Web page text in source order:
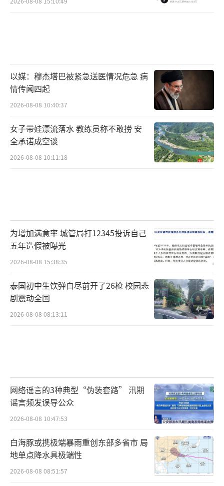
以媒：穆杰塔巴被紧急送医情况危急 病
情传闻四起
2026-08-08 10:40:37
女子带娃漂流落水 教练员称不敢捞 安
全承诺成空谈
2026-08-08 10:11:18
为增加满意率 城管局打12345投诉自己
五年造假被曝光
2026-08-08 15:38:35
泰国初中生饮弹自尽前开了26枪 校园悲
剧震动全国
2026-08-08 08:13:11
网络谣言的3种典型“伪装套路” 汛期
谣言频发误导公众
2026-08-08 10:47:53
白海豚或携极端暴雨重创东部多省市 局
地单点降水具极端性
2026-08-08 08:51:57